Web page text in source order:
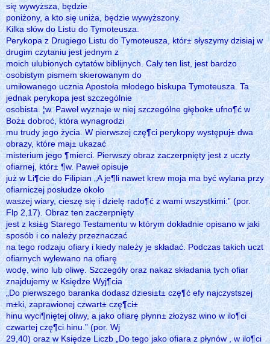
się wywyższa, będzie
poniżony, a kto się uniża, będzie wywyższony.
Kilka słów do Listu do Tymoteusza.
Perykopa z Drugiego Listu do Tymoteusza, któr± słyszymy dzisiaj w
drugim czytaniu jest jednym z
moich ulubionych cytatów biblijnych. Cały ten list, jest bardzo
osobistym pismem skierowanym do
umiłowanego ucznia Apostoła młodego biskupa Tymoteusza. Ta
jednak perykopa jest szczególnie
osobista. ¦w. Paweł wyznaje w niej szczególne głębok± ufno¶ć w
Boż± dobroć, która wynagrodzi
mu trudy jego życia. W pierwszej czę¶ci perykopy występuj± dwa
obrazy, które maj± ukazać
misterium jego ¶mierci. Pierwszy obraz zaczerpnięty jest z uczty
ofiarnej, któr± ¶w. Paweł opisuje
już w Li¶cie do Filipian „A je¶li nawet krew moja ma być wylana przy
ofiarniczej posłudze około
waszej wiary, cieszę się i dzielę rado¶ć z wami wszystkimi:” (por.
Flp 2,17). Obraz ten zaczerpnięty
jest z ksi±g Starego Testamentu w którym dokładnie opisano w jaki
sposób i co należy przeznaczać
na tego rodzaju ofiary i kiedy należy je składać. Podczas takich uczt
ofiarnych wylewano na ofiarę
wodę, wino lub oliwę. Szczegóły oraz nakaz składania tych ofiar
znajdujemy w Księdze Wyj¶cia
„Do pierwszego baranka dodasz dziesi±t± czę¶ć efy najczystszej
m±ki, zaprawionej czwart± czę¶ci±
hinu wyci¶niętej oliwy, a jako ofiarę płynn± złożysz wino w ilo¶ci
czwartej czę¶ci hinu.” (por. Wj
29,40) oraz w Księdze Liczb „Do tego jako ofiara z płynów , w ilo¶ci